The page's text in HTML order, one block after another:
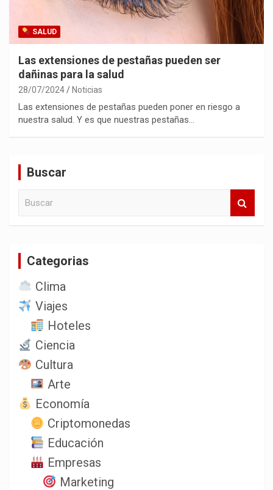
SALUD
Las extensiones de pestañas pueden ser
dañinas para la salud
28/07/2024 Noticias
Las extensiones de pestañas pueden poner en riesgo a
nuestra salud. Y es que nuestras pestañas…
Buscar
Categorias
Clima
Viajes
Hoteles
Ciencia
Cultura
Arte
Economía
Criptomonedas
Educación
Empresas
Marketing